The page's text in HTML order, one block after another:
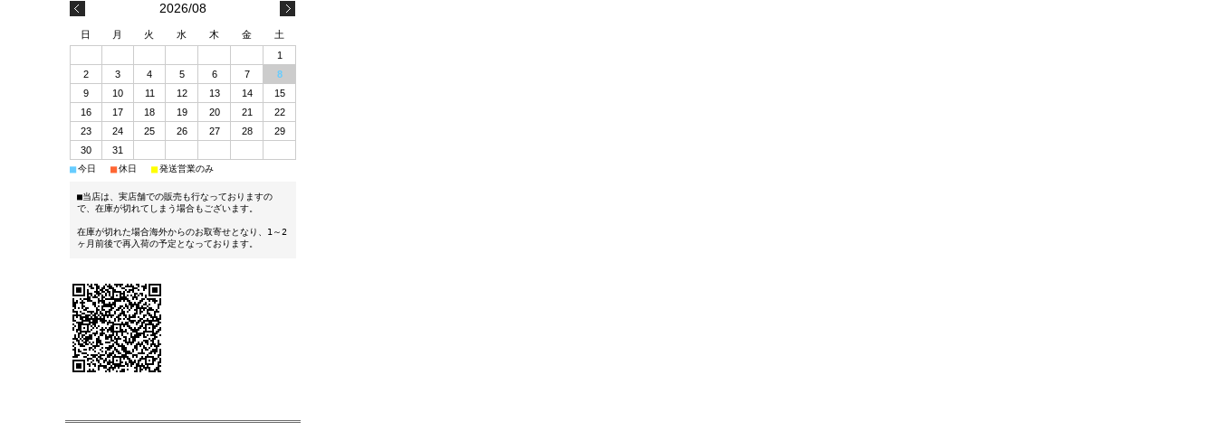
2026/08
日 月 火 水 木 金
土
1
2
3 4 5 6 7
8
9
10 11 12 13 14
15
16
17 18 19 20 21
22
23
24 25 26 27 28
29
30
31
■今日 ■休日 ■発送営業のみ
■当店は、実店舗での販売も行なっておりますの
で、在庫が切れてしまう場合もございます。
在庫が切れた場合海外からのお取寄せとなり、1～2
ヶ月前後で再入荷の予定となっております。